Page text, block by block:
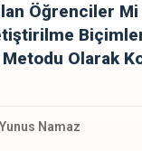
Öğrenciler Mi
Olarak
Yunus Namaz